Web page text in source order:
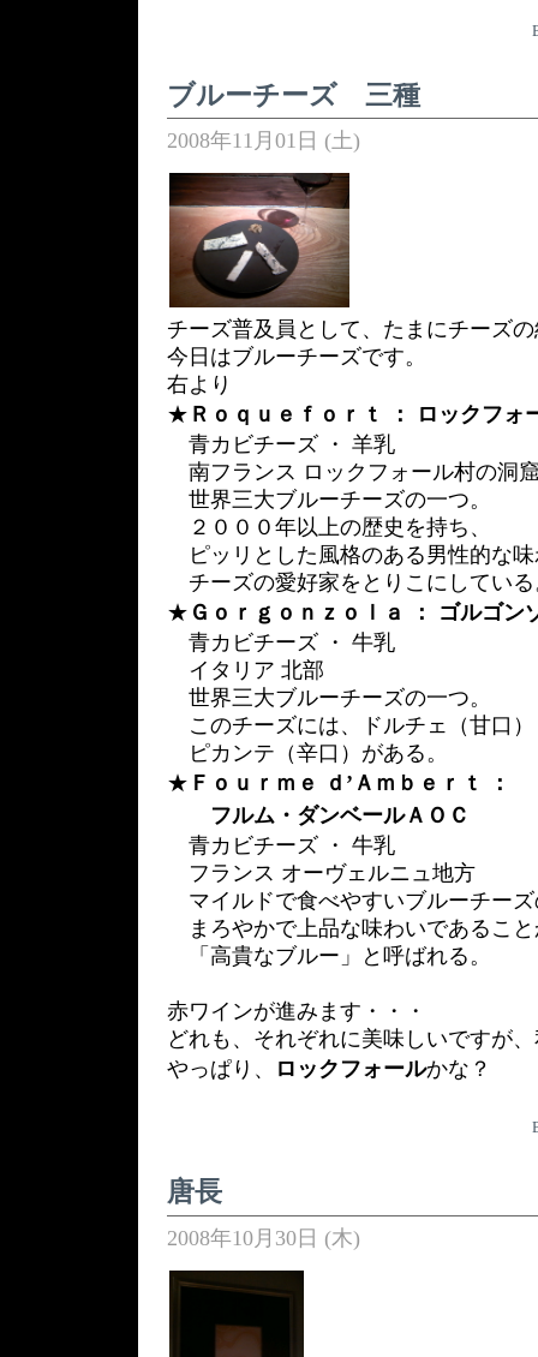
ブルーチーズ 三種
2008年11月01日 (土)
チーズ普及員として、たまにチーズ
今日はブルーチーズです。
右より
★ Ｒｏｑｕｅｆｏｒｔ ： ロックフォ
青カビチーズ ・ 羊乳
南フランス ロックフォール村の洞
世界三大ブルーチーズの一つ。
２０００年以上の歴史を持ち、
ピッリとした風格のある男性的な
チーズの愛好家をとりこにしている
★ Ｇｏｒｇｏｎｚｏｌａ ： ゴルゴン
青カビチーズ ・ 牛乳
イタリア 北部
世界三大ブルーチーズの一つ。
このチーズには、ドルチェ（甘口）
ピカンテ（辛口）がある。
★ Ｆｏｕｒｍｅ ｄ’Ａｍｂｅｒｔ ：
フルム・ダンベールＡＯＣ
青カビチーズ ・ 牛乳
フランス オーヴェルニュ地方
マイルドで食べやすいブルーチー
まろやかで上品な味わいであるこ
「高貴なブルー」と呼ばれる。
赤ワインが進みます・・・
どれも、それぞれに美味しいですが
やっぱり、
ロックフォールかな？
唐長
2008年10月30日 (木)